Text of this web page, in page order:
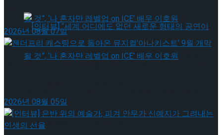
[인터뷰] “세계 어디에도 없던 새로운 형태의 공연이 될 것”, ‘나
Trending Tags
혼자만 레벨업 on ICE’ 배우 이호원
로스드’ 9월 재연
2026년 08월 07일
2026년 08월 05일